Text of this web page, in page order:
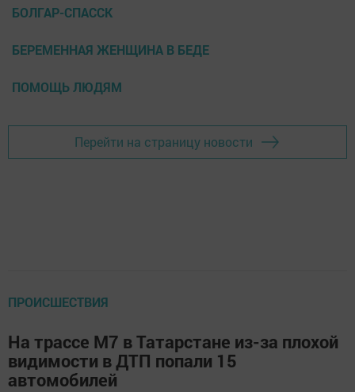
БОЛГАР-СПАССК
БЕРЕМЕННАЯ ЖЕНЩИНА В БЕДЕ
ПОМОЩЬ ЛЮДЯМ
Перейти на страницу новости
ПРОИСШЕСТВИЯ
На трассе М7 в Татарстане из-за плохой
видимости в ДТП попали 15
автомобилей